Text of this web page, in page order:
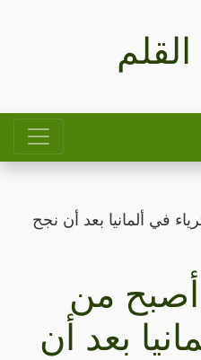
القلم
في ألمانيا بعد أن نجح
من
بعد أن